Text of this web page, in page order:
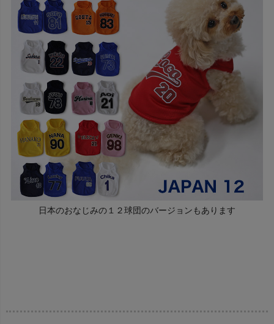
日本のおなじみの１２球団のバージョンもあります